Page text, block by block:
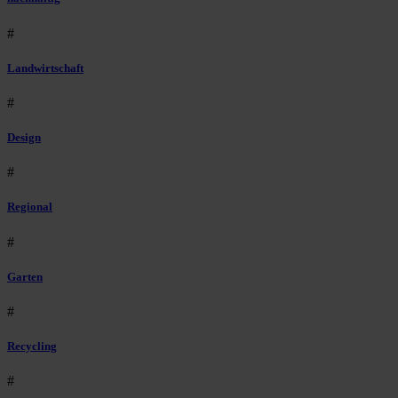
#
Landwirtschaft
#
Design
#
Regional
#
Garten
#
Recycling
#